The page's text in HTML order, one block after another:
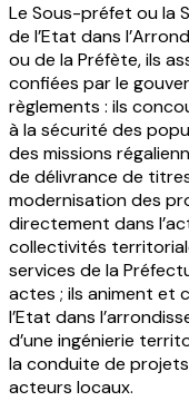
Le Sous-préfet ou la
de l’Etat dans
ou de la Préfète, ils
confiées par le
règlements : ils
à la sécurité des
des missions
de délivrance de
modernisation des
directement dans
collectivités
services de la
actes ; ils animent et
l’Etat dans
d’une ingénierie
la conduite de
acteurs locaux.